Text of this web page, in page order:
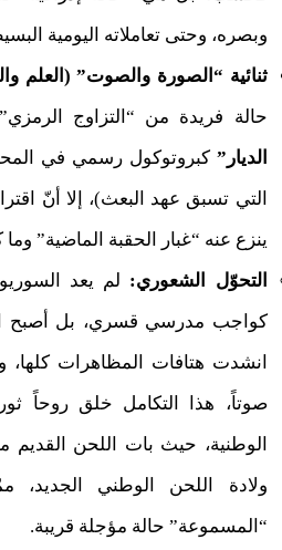
وبصره، وحتى تعاملاته اليومية
ثنائية “الصورة والصوت” (العلم
حالة فريدة من “التزاوج
الديار” كبروتوكول رسمي في
التي تسبق عهد البعث)، إلا أنّ
ينزع عنه “غبار الحقبة الماضية”
التحوّل الشعوري: لم يعد
كواجب مدرسي قسري، بل أصبح
انشدت هتافات المظاهرات كلها،
صوتاً، هذا التكامل خلق روحاً
الوطنية، حيث بات اللحن
ولادة اللحن الوطني الجديد،
“المسموعة” حالة مؤجلة قريبة.